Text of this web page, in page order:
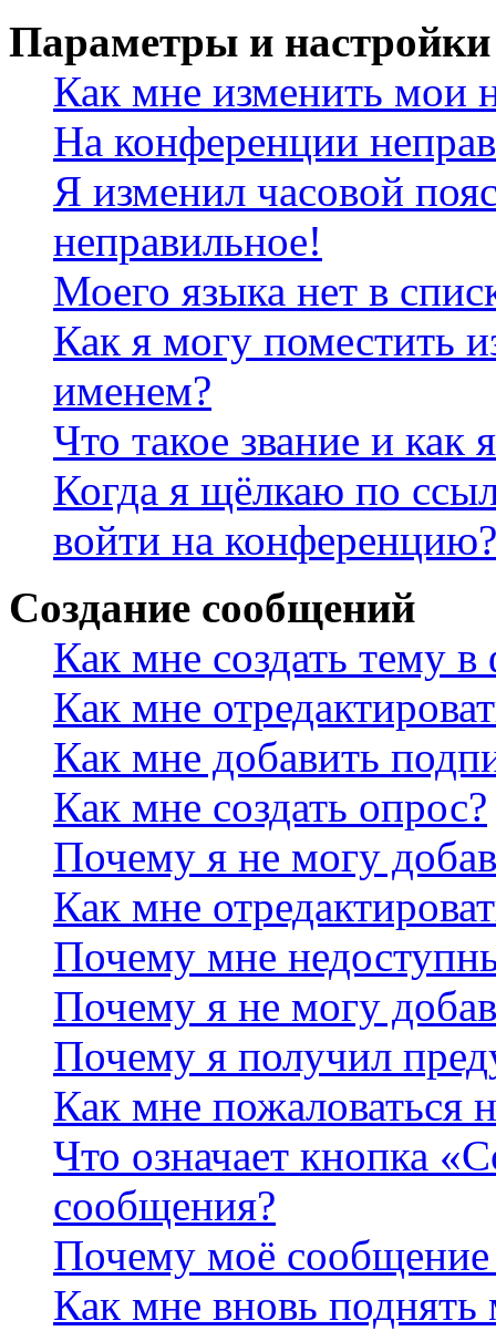
Параметры и настройки
Как мне изменить мои
На конференции
Я изменил часовой
неправильное!
Моего языка нет в
Как я могу поместить
именем?
Что такое звание и как
Когда я щёлкаю по
войти на конференцию?
Создание сообщений
Как мне создать тему
Как мне
Как мне добавить
Как мне создать опрос?
Почему я не могу
Как мне
Почему мне
Почему я не могу
Почему я получил
Как мне пожаловаться
Что означает кнопка
сообщения?
Почему моё сообщение
Как мне вновь